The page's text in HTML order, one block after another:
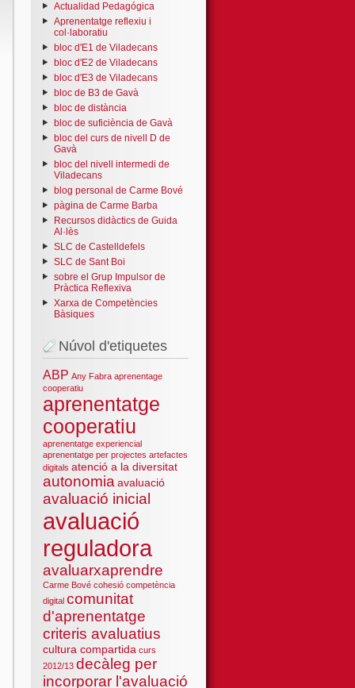
Actualidad Pedagógica
Aprenentatge reflexiu i
col·laboratiu
bloc d'E1 de Viladecans
bloc d'E2 de Viladecans
bloc d'E3 de Viladecans
bloc de B3 de Gavà
bloc de distància
bloc de suficiència de Gavà
bloc del curs de nivell D de
Gavà
bloc del nivell intermedi de
Viladecans
blog personal de Carme Bové
pàgina de Carme Barba
Recursos didàctics de Guida
Al·lès
SLC de Castelldefels
SLC de Sant Boi
sobre el Grup Impulsor de
Pràctica Reflexiva
Xarxa de Competències
Bàsiques
Núvol d'etiquetes
ABP Any Fabra aprenentage
cooperatiu
aprenentatge
cooperatiu
aprenentatge experiencial
aprenentatge per projectes artefactes
digitals atenció a la diversitat
autonomia avaluació
avaluació inicial
avaluació
reguladora
avaluarxaprendre
Carme Bové cohesió competència
digital comunitat
d'aprenentatge
criteris avaluatius
cultura compartida curs
2012/13 decàleg per
incorporar l'avaluació